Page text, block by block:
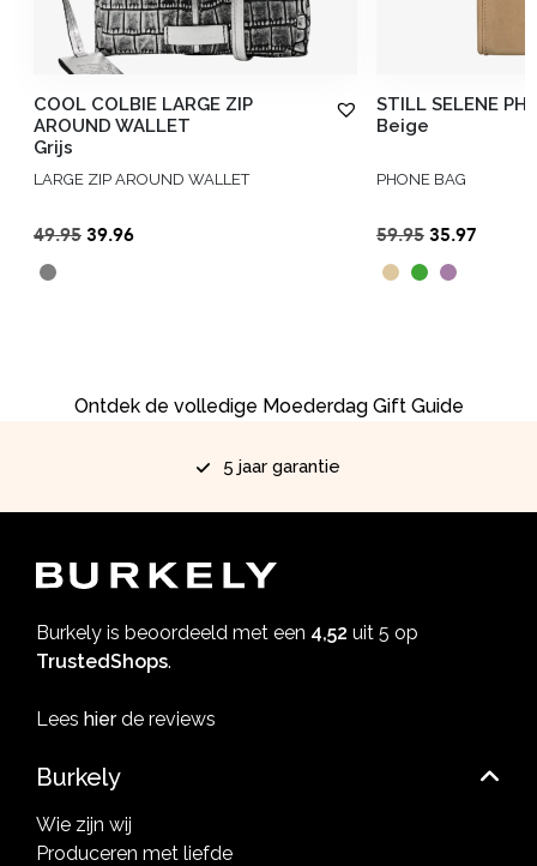
COOL COLBIE LARGE ZIP
AROUND WALLET
Grijs
LARGE ZIP AROUND WALLET
49.95 Oorspronkelijke
39.96Huidige
STILL SELENE
Beige
PHONE BAG
59.95
prijs
was:
35.97
Ontdek de volledige Moederdag Gift Guide
5 jaar garantie
Burkely is beoordeeld met een 4,52 uit 5 op
TrustedShops.
Lees hierde reviews
Burkely
Wie zijn wij
Produceren met liefde